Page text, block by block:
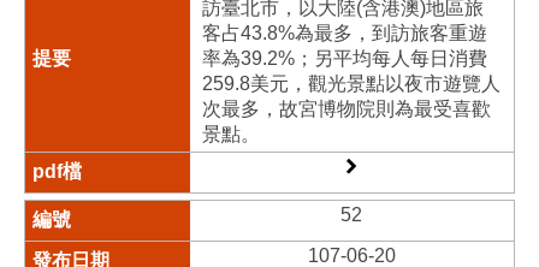
訪臺北市，以大陸(含港澳)地區旅
客占43.8%為最多，到訪旅客重遊
率為39.2%；另平均每人每日消費
259.8美元，觀光景點以夜市遊覽人
次最多，故宮博物院則為最受喜歡
景點。
52
107-06-20